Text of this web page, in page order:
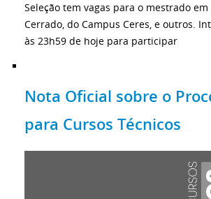
Seleção tem vagas para o mestrado
Cerrado, do Campus Ceres, e outros.
às 23h59 de hoje para participar
Nota Oficial sobre o
para Cursos Técnicos